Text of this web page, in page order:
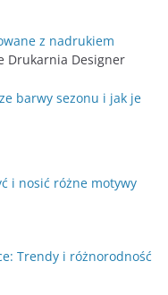
z nadrukiem
Drukarnia Designer
barwy sezonu i jak je
i nosić różne motywy
Trendy i różnorodność